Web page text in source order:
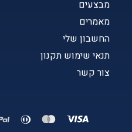
מבצעים
מאמרים
החשבון שלי
תנאי שימוש תקנון
צור קשר